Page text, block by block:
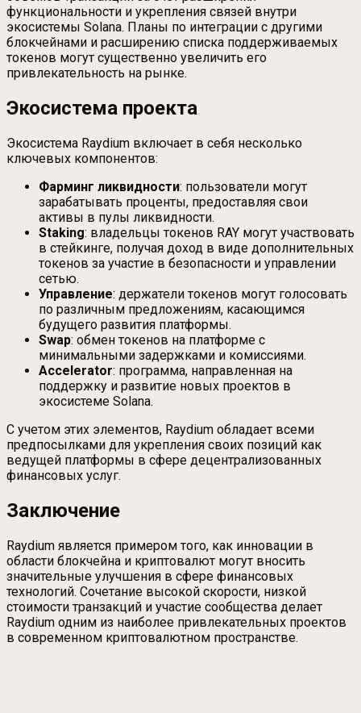
функциональности и укрепления связей внутри
экосистемы Solana. Планы по интеграции с другими
блокчейнами и расширению списка поддерживаемых
токенов могут существенно увеличить его
привлекательность на рынке.
Экосистема проекта
Экосистема Raydium включает в себя несколько
ключевых компонентов:
Фарминг ликвидности: пользователи могут
зарабатывать проценты, предоставляя свои
активы в пулы ликвидности.
Staking: владельцы токенов RAY могут участвовать
в стейкинге, получая доход в виде дополнительных
токенов за участие в безопасности и управлении
сетью.
Управление: держатели токенов могут голосовать
по различным предложениям, касающимся
будущего развития платформы.
Swap: обмен токенов на платформе с
минимальными задержками и комиссиями.
Accelerator: программа, направленная на
поддержку и развитие новых проектов в
экосистеме Solana.
С учетом этих элементов, Raydium обладает всеми
предпосылками для укрепления своих позиций как
ведущей платформы в сфере децентрализованных
финансовых услуг.
Заключение
Raydium является примером того, как инновации в
области блокчейна и криптовалют могут вносить
значительные улучшения в сфере финансовых
технологий. Сочетание высокой скорости, низкой
стоимости транзакций и участие сообщества делает
Raydium одним из наиболее привлекательных проектов
в современном криптовалютном пространстве.